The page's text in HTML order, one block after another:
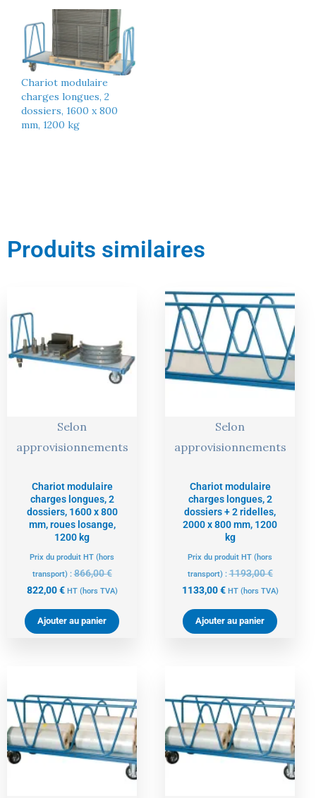
Chariot modulaire
charges longues, 2
dossiers, 1600 x 800
mm, 1200 kg
Produits similaires
Selon
approvisionnements
Chariot modulaire
charges longues, 2
dossiers, 1600 x 800
mm, roues losange,
1200 kg
Prix du produit HT (hors
transport) :866,00€
était :
866,00 €.
822,00€
est :
822,00 €.
HT (hors TVA)
Ajouter au panier
Selon
approvisionnements
Chariot modulaire
charges longues, 2
dossiers + 2 ridelles,
2000 x 800 mm, 1200
kg
Prix du produit HT (hors
transport) :1193,00€
Le
prix
initial
était :
1193,00
1133,00€
Le
prix
actuel
est :
1133,00 €.
HT (hors TVA)
Ajouter au panier
initial
était :
1009,00 €.
actuel
est :
958,00 €.
initial
était :
1009,00
actuel
est :
958,00 €.